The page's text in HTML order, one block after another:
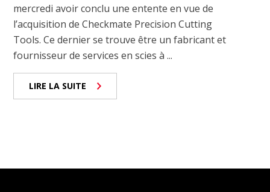
mercredi avoir conclu une entente en vue de
l’acquisition de Checkmate Precision Cutting
Tools. Ce dernier se trouve être un fabricant et
fournisseur de services en scies à ...
LIRE LA SUITE